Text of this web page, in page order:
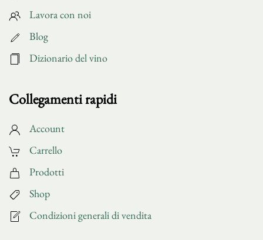
Lavora con noi
Blog
Dizionario del vino
Collegamenti rapidi
Account
Carrello
Prodotti
Shop
Condizioni generali di vendita